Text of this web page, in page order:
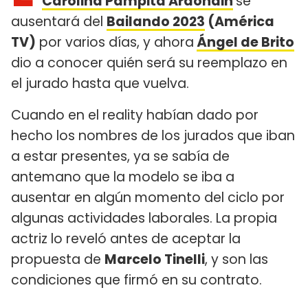
ausentará del Bailando 2023 (América
TV) por varios días, y ahoraÁngel de Brito
dio a conocer quién será su reemplazo en
el jurado hasta que vuelva.
Cuando en el reality habían dado por
hecho los nombres de los jurados que iban
a estar presentes, ya se sabía de
antemano que la modelo se iba a
ausentar en algún momento del ciclo por
algunas actividades laborales. La propia
actriz lo reveló antes de aceptar la
propuesta de Marcelo Tinelli, y son las
condiciones que firmó en su contrato.